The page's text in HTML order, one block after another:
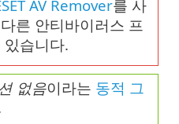
AV Remover를 사
른 안티바이러스 프
습니다.
없음이라는 동적 그